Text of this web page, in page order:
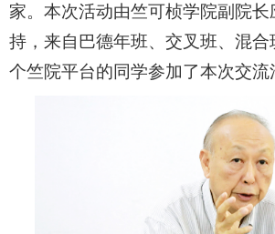
家。本次活动由竺可桢学院副院长
持，来自巴德年班、交叉班、混合
个竺院平台的同学参加了本次交流